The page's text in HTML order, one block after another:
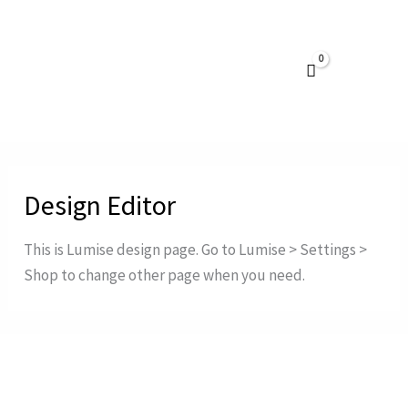
Design Editor
This is Lumise design page. Go to Lumise > Settings >
Shop to change other page when you need.